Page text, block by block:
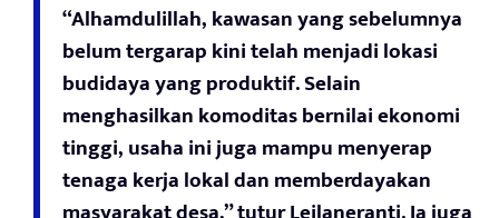
“Alhamdulillah, kawasan yang sebelumnya
belum tergarap kini telah menjadi lokasi
budidaya yang produktif. Selain
menghasilkan komoditas bernilai ekonomi
tinggi, usaha ini juga mampu menyerap
tenaga kerja lokal dan memberdayakan